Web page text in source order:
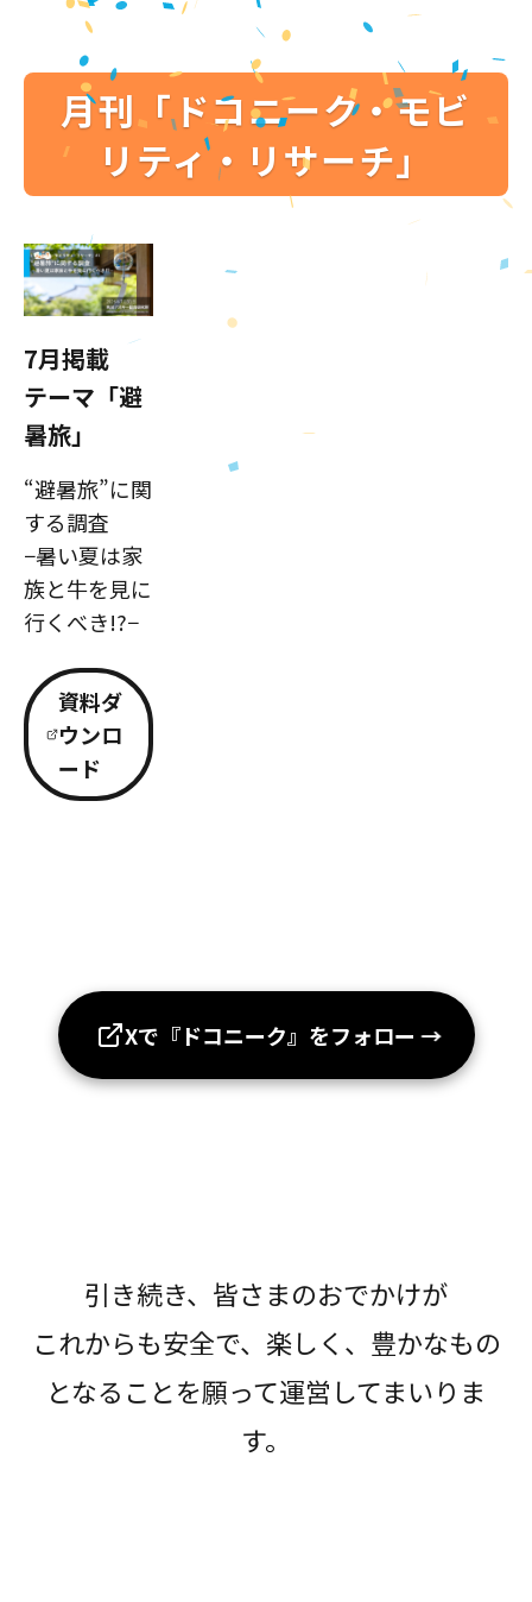
月刊「ドコニーク・モビ
リティ・リサーチ」
7月掲載
テーマ「避
暑旅」
“避暑旅”に関
する調査
−暑い夏は家
族と牛を見に
行くべき!?−
資料ダ
ウンロ
ード
Xで『ドコニーク』をフォロー →
引き続き、皆さまのおでかけが
これからも安全で、楽しく、豊かなもの
となることを願って運営してまいりま
す。